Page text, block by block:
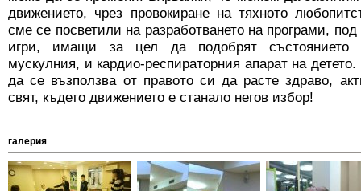
движението, чрез провокиране на тяхното
сме се посветили на разработването на програми,
игри, имащи за цел да подобрят състоянието
мускулния, и кардио-респираторния апарат на
да се възползва от правото си да расте здраво,
свят, където движението е станало негов избор!
галерия